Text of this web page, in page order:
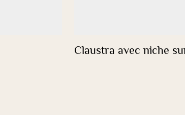
Claustra avec niche